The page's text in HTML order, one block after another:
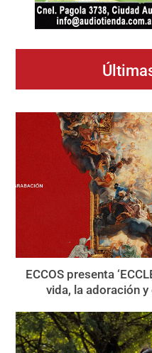
ECCOS presenta
vida, la adoración